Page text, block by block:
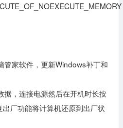
管家软件，更新Windows补丁和
据，连接电源然后在开机时长按
厂功能将计算机还原到出厂状